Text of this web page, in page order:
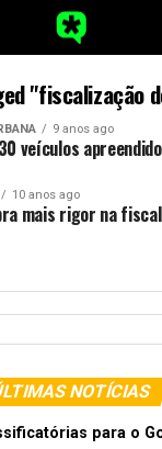
"fiscalização
9 anos ago
veículos
10 anos ago
mais rigor na
NOTÍCIAS
para o